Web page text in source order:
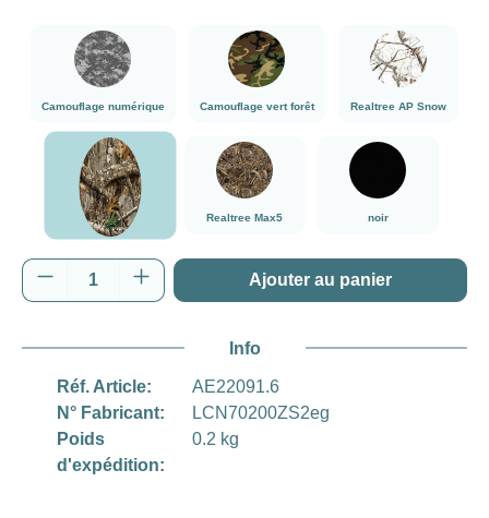
Camouflage numérique
###Camouflage numérique###LensCoat
Camouflage vert forêt
###Camouflage vert forêt###LensCoat
Realtree AP Snow
###Realtree AP
Realtree Edge
###Realtree Edge###LensCoat
Realtree Max5
###Realtree Max5###LensCoat
noir
Quantité de produit : Entrez la quantité
Ajouter au panier
Info
Réf. Article:
AE22091.6
N° Fabricant:
LCN70200ZS2eg
Poids
d'expédition:
0.2 kg